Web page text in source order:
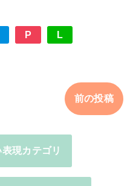
P L
前の投稿
現カテゴリ